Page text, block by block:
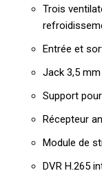
Trois
Entrée et
Jack 3,5
Support
Récepteur
Module de
DVR H.265